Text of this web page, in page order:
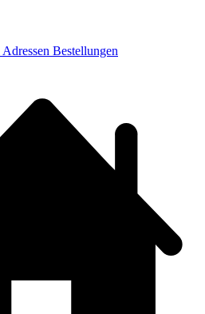
Adressen Bestellungen